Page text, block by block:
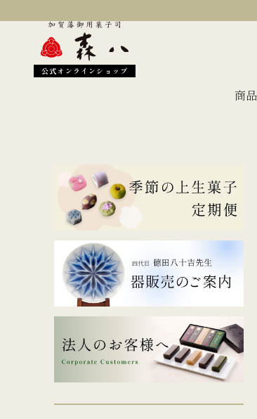
公式オンラインショップ
商
季節のおすすめ
金沢伝統の縁起菓子
伝統名菓
どら焼き
生菓子・饅頭
涼菓
和菓子作り体験セ
長生殿
四百年間かわらぬ製法を
本三名菓の随一と称えら
す。
蛇玉もなか
森八の商標「蛇玉」を形
ばしい加賀のもなか種と
したこし餡が魅力
ギフト・詰合せ